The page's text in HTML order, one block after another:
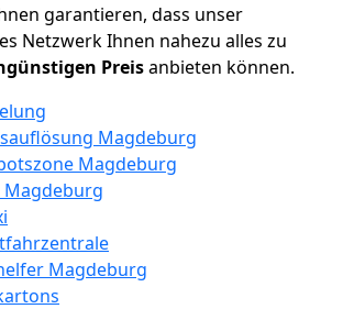
garantieren, dass unser
Netzwerk Ihnen nahezu alles zu
Preisanbieten können.
Magdeburg
Magdeburg
Magdeburg